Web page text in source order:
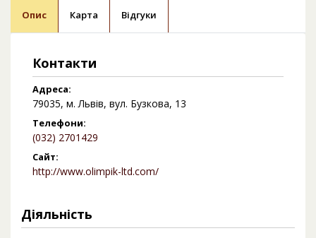
Опис Карта Відгуки
Контакти
Адреса:
79035, м. Львів, вул. Бузкова, 13
Телефони:
(032) 2701429
Сайт:
http://www.olimpik-ltd.com/
Діяльність